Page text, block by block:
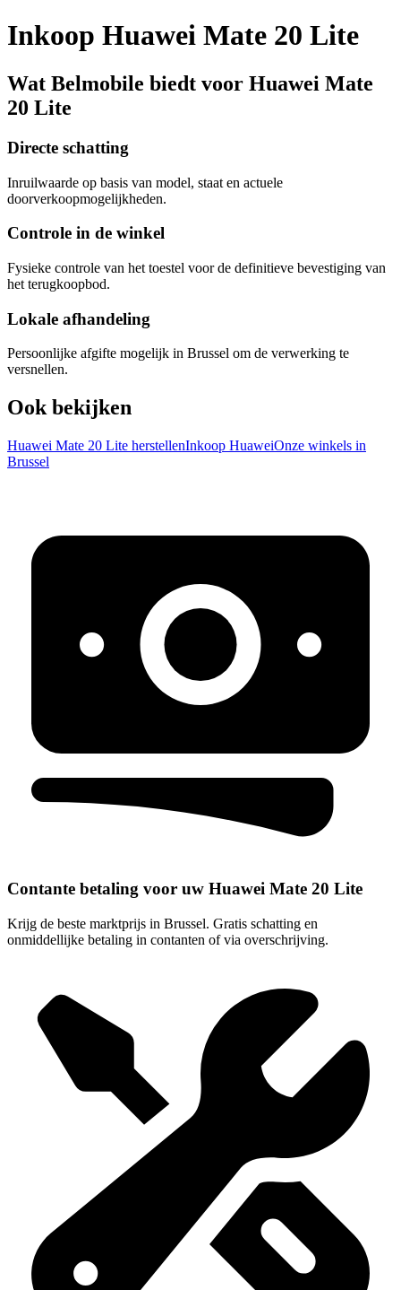
Inkoop Huawei Mate 20 Lite
Wat Belmobile biedt voor Huawei Mate
20 Lite
Directe schatting
Inruilwaarde op basis van model, staat en actuele
doorverkoopmogelijkheden.
Controle in de winkel
Fysieke controle van het toestel voor de definitieve bevestiging van
het terugkoopbod.
Lokale afhandeling
Persoonlijke afgifte mogelijk in Brussel om de verwerking te
versnellen.
Ook bekijken
Huawei Mate 20 Lite herstellenInkoop HuaweiOnze winkels in
Brussel
Contante betaling voor uw Huawei Mate 20 Lite
Krijg de beste marktprijs in Brussel. Gratis schatting en
onmiddellijke betaling in contanten of via overschrijving.